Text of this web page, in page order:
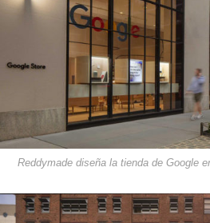
Reddymade diseña la tienda de Google